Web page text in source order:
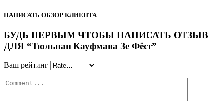
НАПИСАТЬ ОБЗОР КЛИЕНТА
БУДЬ ПЕРВЫМ ЧТОБЫ НАПИСАТЬ ОТЗЫВ
ДЛЯ “Тюльпан Кауфмана Зе Фёст”
Ваш рейтинг